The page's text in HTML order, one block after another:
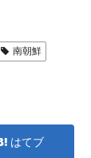
南朝鮮
はてブ